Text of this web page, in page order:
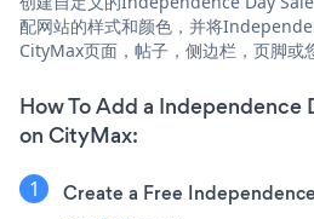
配网站的样式和颜色，并将
CityMax页面，帖子，侧边栏，页脚或
How To Add a Independence
on CityMax:
Create a Free